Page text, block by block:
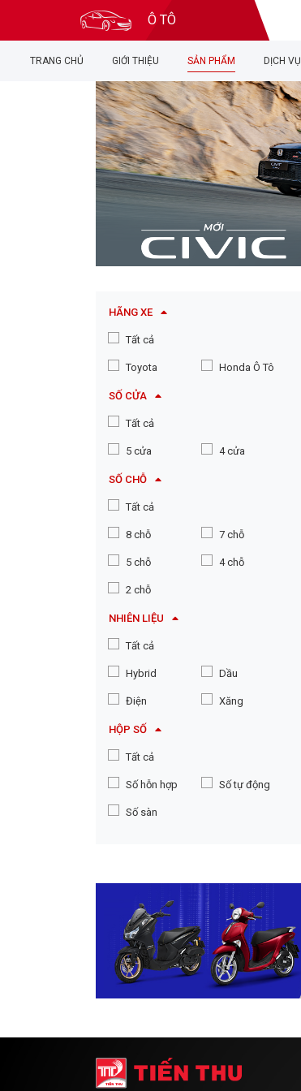
Ô TÔ
TRANG CHỦ GIỚI THIỆU SẢN PHẨM DỊCH VỤ
HÃNG XE
Tất cả
Toyota Honda Ô Tô
SỐ CỬA
Tất cả
5 cửa 4 cửa
SỐ CHỖ
Tất cả
8 chỗ 7 chỗ
5 chỗ 4 chỗ
2 chỗ
NHIÊN LIỆU
Tất cả
Hybrid Dầu
Điện Xăng
HỘP SỐ
Tất cả
Số hỗn hợp Số tự động
Số sàn